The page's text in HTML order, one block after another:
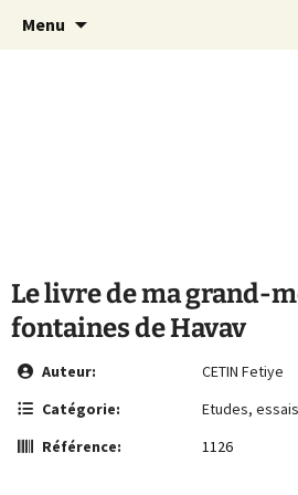
MCA Vienne
Le site de la Maison de la
Arménienne de Vienne
Menu
Le livre de ma grand-
fontaines de Havav
Auteur:
CETIN Fetiye
Catégorie:
Etudes, essais
Référence:
1126